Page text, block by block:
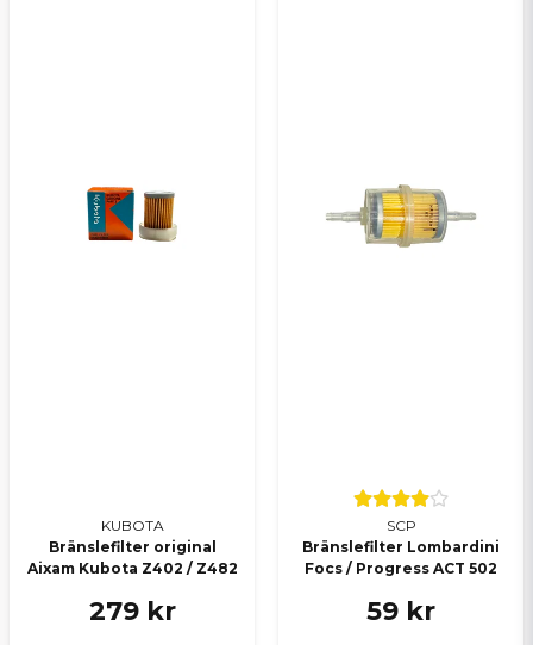
KUBOTA
Bränslefilter original
Aixam Kubota Z402 / Z482
279 kr
SCP
Bränslefilter Lombardini
Focs / Progress ACT 502
59 kr